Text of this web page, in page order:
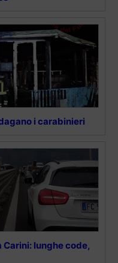
i carabinieri
lunghe code,